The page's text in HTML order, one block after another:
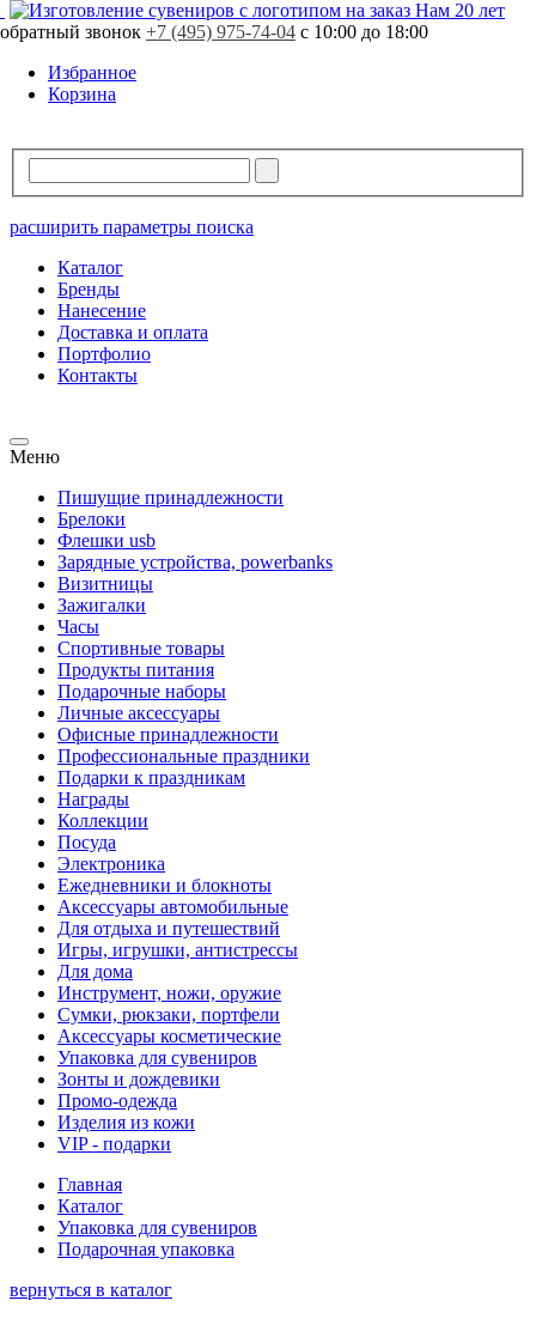
Нам 20 лет
обратный звонок +7 (495) 975-74-04 с 10:00 до 18:00
Избранное
Корзина
расширить параметры поиска
Каталог
Бренды
Нанесение
Доставка и оплата
Портфолио
Контакты
Меню
Пишущие принадлежности
Брелоки
Флешки usb
Зарядные устройства, powerbanks
Визитницы
Зажигалки
Часы
Спортивные товары
Продукты питания
Подарочные наборы
Личные аксессуары
Офисные принадлежности
Профессиональные праздники
Подарки к праздникам
Награды
Коллекции
Посуда
Электроника
Ежедневники и блокноты
Аксессуары автомобильные
Для отдыха и путешествий
Игры, игрушки, антистрессы
Для дома
Инструмент, ножи, оружие
Сумки, рюкзаки, портфели
Аксессуары косметические
Упаковка для сувениров
Зонты и дождевики
Промо-одежда
Изделия из кожи
VIP - подарки
Главная
Каталог
Упаковка для сувениров
Подарочная упаковка
вернуться в каталог
Свободно1220 шт.
В резерве 0 шт.